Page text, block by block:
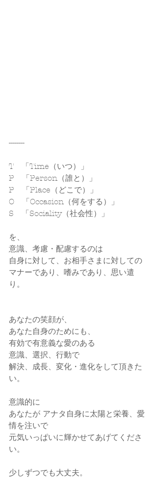
--------
T　「Time（いつ）」
P　「Person（誰と）」
P　「Place（どこで）」
O　「Occasion（何をする）」
S　「Sociality（社会性）」
を、
意識、考慮・配慮するのは
自身に対して、お相手さまに対しての
マナーであり、嗜みであり、思い遣
り。
あなたの笑顔が、
あなた自身のためにも、
有効で有意義な愛のある
意識、選択、行動で
解決、成長、変化・進化をして頂きた
い。
意識的に
あなたが アナタ自身に太陽と栄養、愛
情を注いで
元気いっぱいに輝かせてあげてくださ
い。
少しずつでも大丈夫。